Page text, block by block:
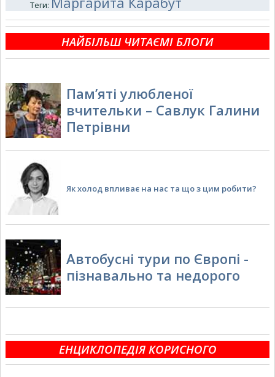
Теги:
НАЙБІЛЬШ ЧИТАЄМІ БЛОГИ
Пам’яті улюбленої
вчительки – Савлук Галини
Петрівни
Як холод впливає на нас та що з цим робити?
Автобусні тури по Європі -
пізнавально та недорого
ЕНЦИКЛОПЕДІЯ КОРИСНОГО